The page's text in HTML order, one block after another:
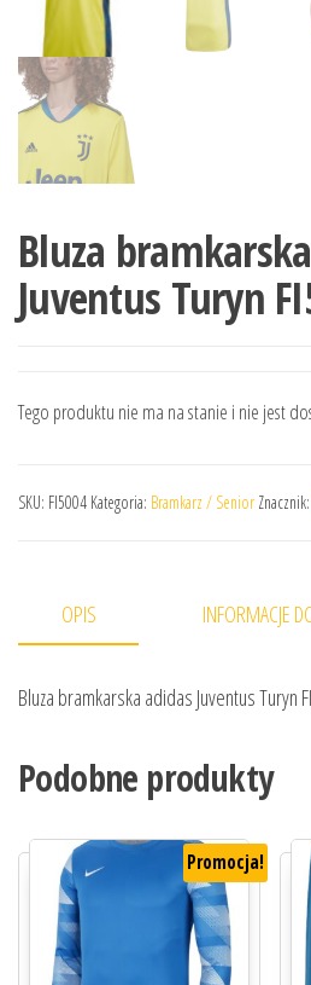
Bluza
Juventus Turyn
Tego produktu nie ma na stanie i nie jest
SKU: FI5004 Kategoria: Bramkarz / Senior Znacznik:
OPIS INFORMACJE
Bluza bramkarska adidas Juventus Turyn
Podobne produkty
Promocja!